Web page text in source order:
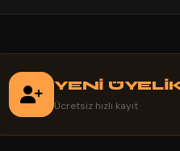
YENİ
Ücretsiz hızlı kayıt